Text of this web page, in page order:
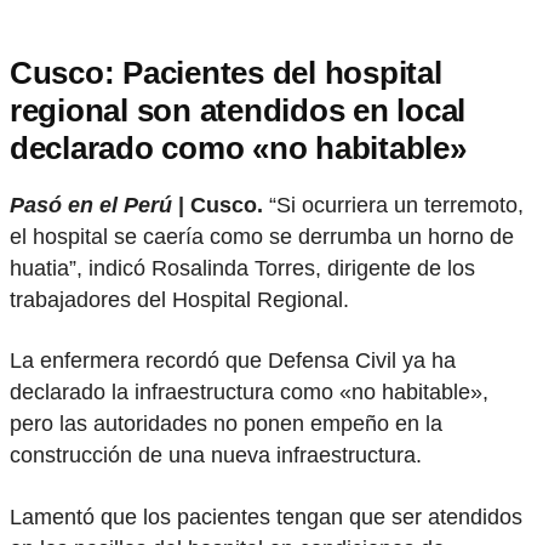
Cusco: Pacientes del hospital
regional son atendidos en local
declarado como «no habitable»
Pasó en el Perú | Cusco. “Si ocurriera un terremoto,
el hospital se caería como se derrumba un horno de
huatia”, indicó Rosalinda Torres, dirigente de los
trabajadores del Hospital Regional.
La enfermera recordó que Defensa Civil ya ha
declarado la infraestructura como «no habitable»,
pero las autoridades no ponen empeño en la
construcción de una nueva infraestructura.
Lamentó que los pacientes tengan que ser atendidos